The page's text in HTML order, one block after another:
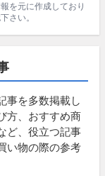
を元に作成しており
さい。
事を多数掲載し
方、おすすめ商
ど、役立つ記事
い物の際の参考